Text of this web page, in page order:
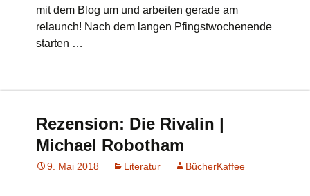
mit dem Blog um und arbeiten gerade am
relaunch! Nach dem langen Pfingstwochenende
starten …
Rezension: Die Rivalin |
Michael Robotham
9. Mai 2018 Literatur BücherKaffee